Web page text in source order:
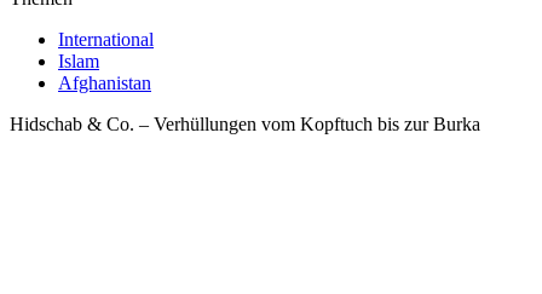
International
Islam
Afghanistan
Hidschab & Co. – Verhüllungen vom Kopftuch bis zur Burka